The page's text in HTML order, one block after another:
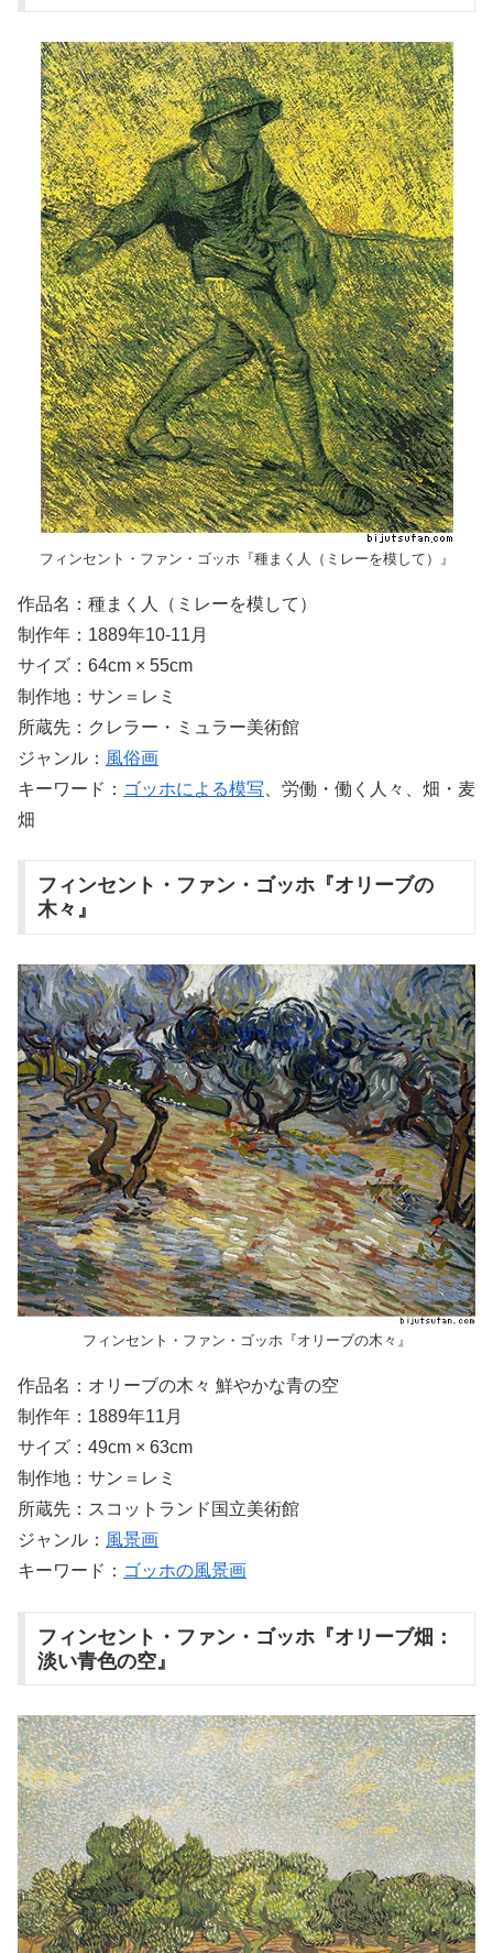
フィンセント・ファン・ゴッホ『種まく人（ミレーを模して）』
作品名：種まく人（ミレーを模して）
制作年：1889年10-11月
サイズ：64cm × 55cm
制作地：サン＝レミ
所蔵先：クレラー・ミュラー美術館
ジャンル： 風俗画
キーワード： ゴッホによる模写 、労働・働く人々、畑・麦
畑
フィンセント・ファン・ゴッホ『オリーブの
木々』
フィンセント・ファン・ゴッホ『オリーブの木々』
作品名：オリーブの木々 鮮やかな青の空
制作年：1889年11月
サイズ：49cm × 63cm
制作地：サン＝レミ
所蔵先：スコットランド国立美術館
ジャンル： 風景画
キーワード： ゴッホの風景画
フィンセント・ファン・ゴッホ『オリーブ畑：
淡い青色の空』